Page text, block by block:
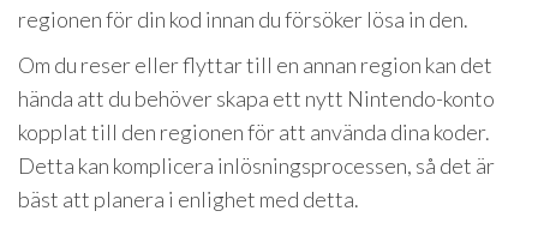
regionen för din kod innan du försöker lösa in den.
Om du reser eller flyttar till en annan region kan det
hända att du behöver skapa ett nytt Nintendo-konto
kopplat till den regionen för att använda dina koder.
Detta kan komplicera inlösningsprocessen, så det är
bäst att planera i enlighet med detta.